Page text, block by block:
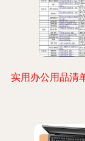
实用办公用品清